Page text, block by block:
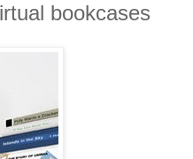
bookcases